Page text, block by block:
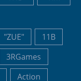
"ZUE"
11B
3RGames
Action